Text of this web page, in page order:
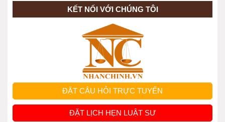
KẾT NỐI VỚI CHÚNG TÔI
ĐẶT CÂU HỎI TRỰC TUYẾN
ĐẶT LỊCH HẸN LUẬT SƯ